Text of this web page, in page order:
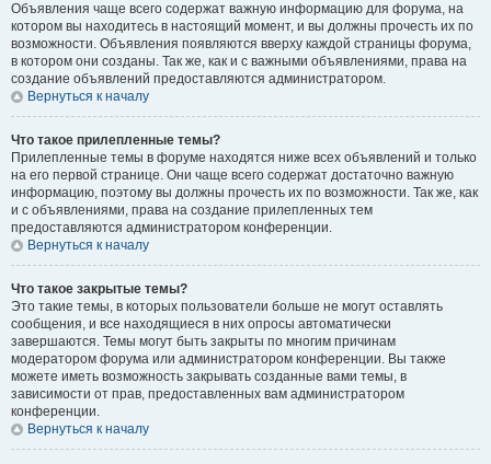
Объявления чаще всего содержат важную информацию для форума, на
котором вы находитесь в настоящий момент, и вы должны прочесть их по
возможности. Объявления появляются вверху каждой страницы форума,
в котором они созданы. Так же, как и с важными объявлениями, права на
создание объявлений предоставляются администратором.
Вернуться к началу
Что такое прилепленные темы?
Прилепленные темы в форуме находятся ниже всех объявлений и только
на его первой странице. Они чаще всего содержат достаточно важную
информацию, поэтому вы должны прочесть их по возможности. Так же, как
и с объявлениями, права на создание прилепленных тем
предоставляются администратором конференции.
Вернуться к началу
Что такое закрытые темы?
Это такие темы, в которых пользователи больше не могут оставлять
сообщения, и все находящиеся в них опросы автоматически
завершаются. Темы могут быть закрыты по многим причинам
модератором форума или администратором конференции. Вы также
можете иметь возможность закрывать созданные вами темы, в
зависимости от прав, предоставленных вам администратором
конференции.
Вернуться к началу